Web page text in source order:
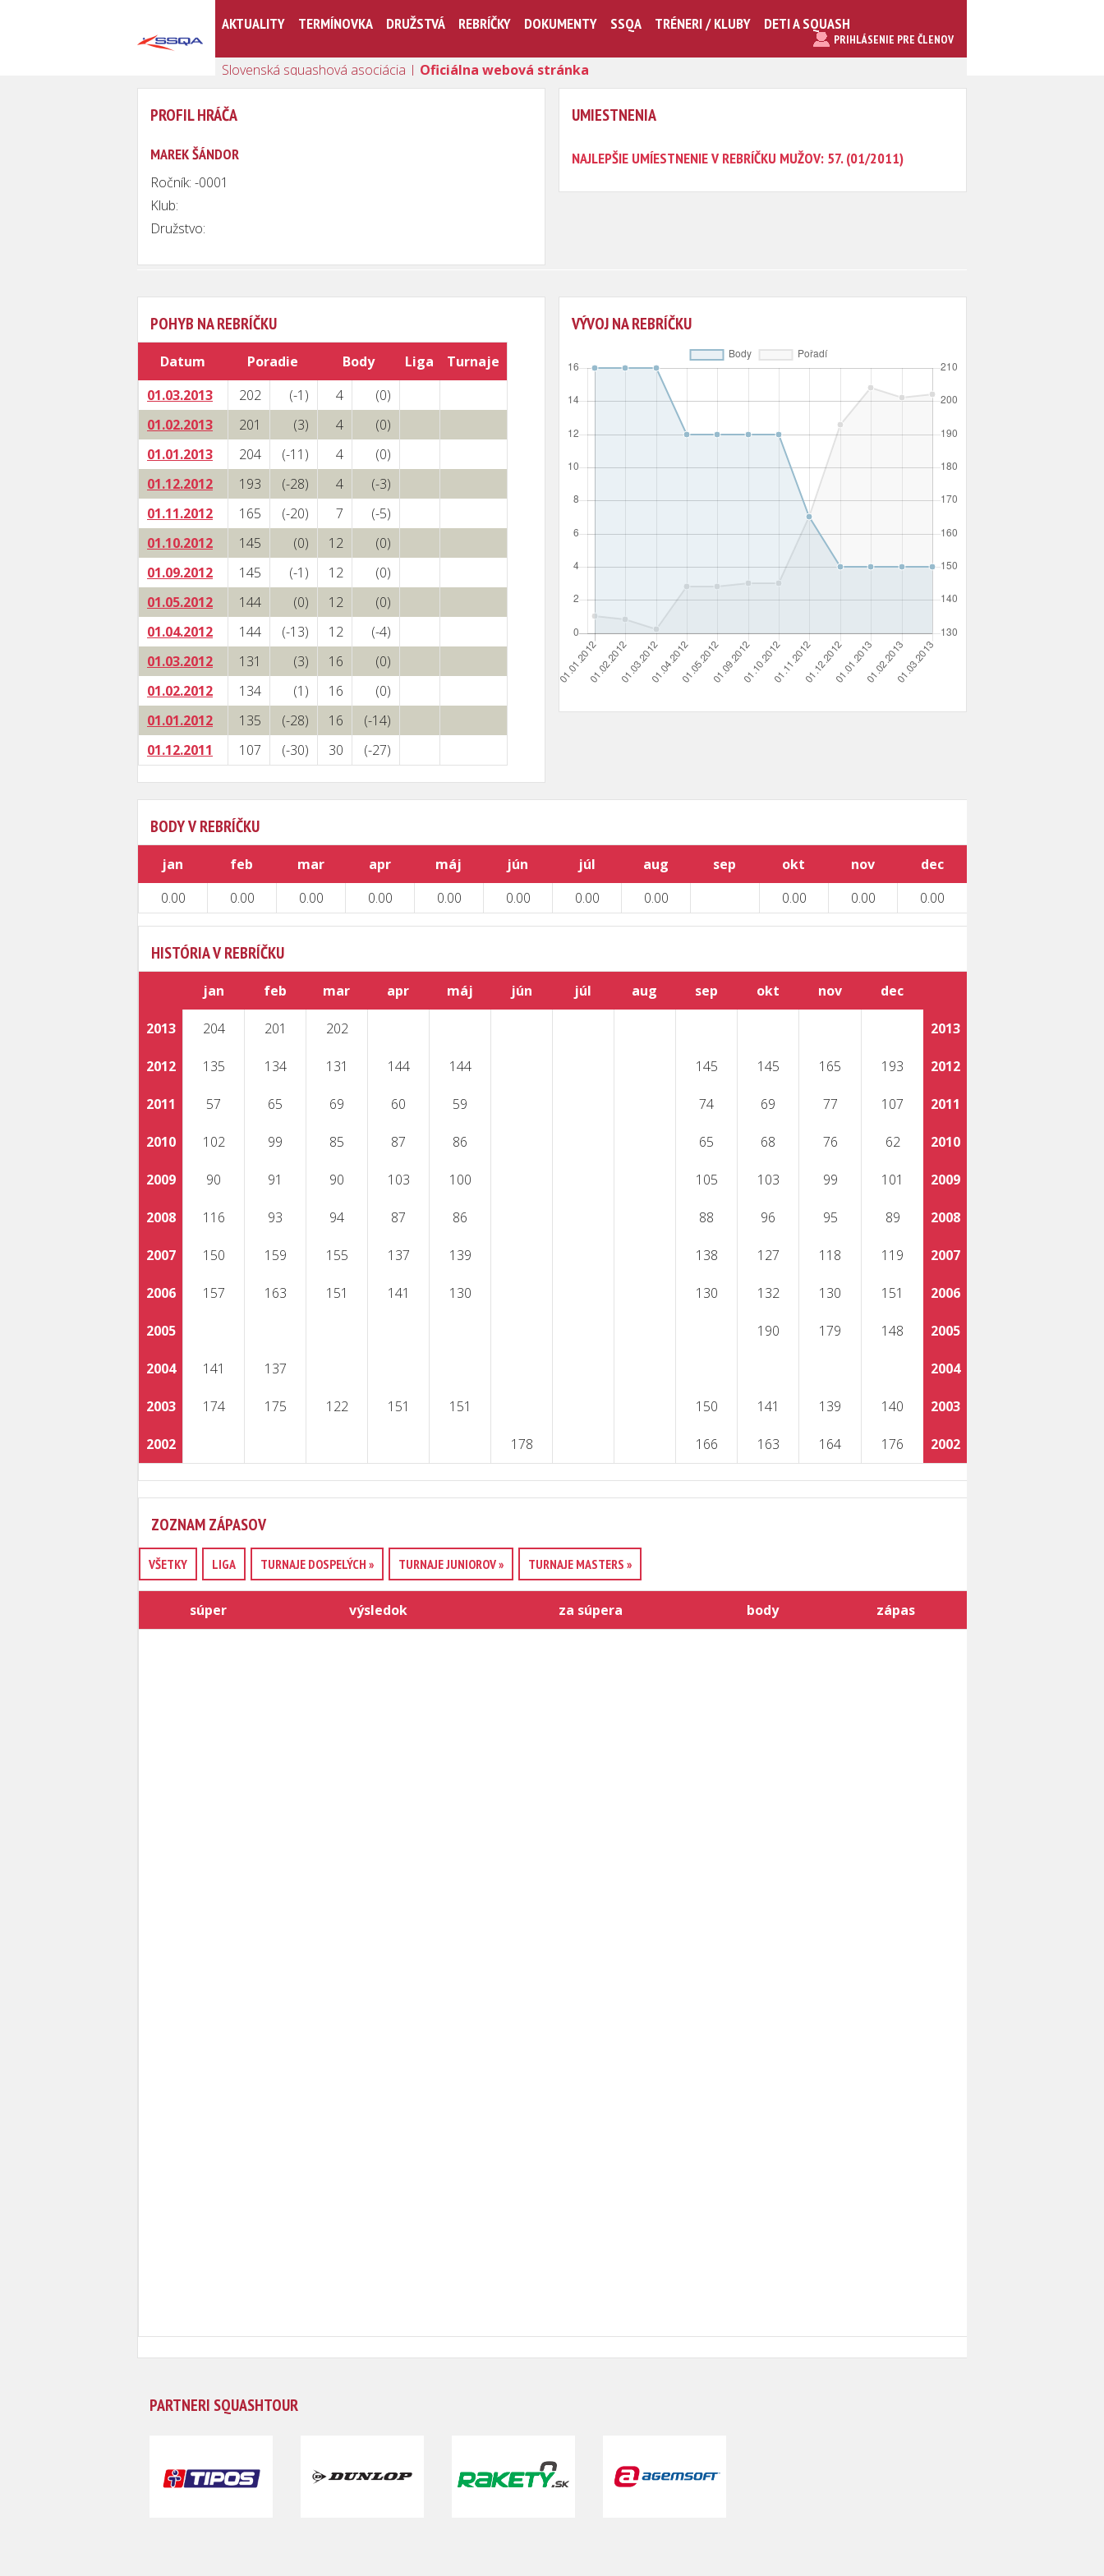
AKTUALITY TERMÍNOVKA DRUŽSTVÁ REBRÍČKY DOKUMENTY SSQA TRÉNERI / KLUBY DETI A SQUASH
PRIHLÁSENIE PRE ČLENOV
Slovenská squashová asociácia | Oficiálna webová stránka
PROFIL HRÁČA
MAREK ŠÁNDOR
Ročník: -0001
Klub:
Družstvo:
UMIESTNENIA
NAJLEPŠIE UMÍESTNENIE V REBRÍČKU MUŽOV: 57. (01/2011)
POHYB NA REBRÍČKU
Datum Poradie Body Liga
Turnaje
01.03.2013
202 (-1) 4
(0)
01.02.2013
201 (3) 4
(0)
01.01.2013
204 (-11) 4
(0)
01.12.2012
193 (-28) 4
(-3)
01.11.2012
165 (-20) 7
(-5)
01.10.2012
145 (0) 12
(0)
01.09.2012
145 (-1) 12
(0)
01.05.2012
144 (0) 12
(0)
01.04.2012
144 (-13) 12
(-4)
01.03.2012
131 (3) 16
(0)
01.02.2012
134 (1) 16
(0)
01.01.2012
135 (-28) 16
(-14)
01.12.2011
107 (-30) 30 (-27)
VÝVOJ NA REBRÍČKU
BODY V REBRÍČKU
jan feb mar apr máj jún júl aug sep okt nov
dec
0.00
0.00 0.00 0.00 0.00 0.00 0.00 0.00 0.00 0.00 0.00
HISTÓRIA V REBRÍČKU
jan feb mar apr máj jún júl aug sep okt nov dec
2013 204 201 202 2013
2012 135 134 131 144 144 145 145 165 193 2012
2011 57 65 69 60 59 74 69 77 107 2011
2010 102 99 85 87 86 65 68 76 62 2010
2009 90 91 90 103 100 105 103 99 101 2009
2008 116 93 94 87 86 88 96 95 89 2008
2007 150 159 155 137 139 138 127 118 119 2007
2006 157 163 151 141 130 130 132 130 151 2006
2005 190 179 148 2005
2004 141 137 2004
2003 174 175 122 151 151 150 141 139 140 2003
2002 178 166 163 164 176 2002
ZOZNAM ZÁPASOV
VŠETKY LIGA TURNAJE DOSPELÝCH » TURNAJE JUNIOROV » TURNAJE MASTERS »
súper výsledok za súpera body zápas
PARTNERI SQUASHTOUR